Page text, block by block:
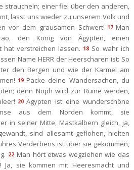
straucheln; einer fiel über den anderen,
lasst uns wieder zu unserem Volk und
vor dem grausamen Schwert! 17 Man
den König von Ägypten, einen
hat verstreichen lassen. 18 So wahr ich
Name HERR der Heerscharen ist: So
den Bergen und wie der Karmel am
19 Packe deine Wandersachen, du
denn Noph wird zur Ruine werden,
20 Ägypten ist eine wunderschöne
aus dem Norden kommt, sie
in seiner Mitte, Mastkälbern gleich, ja,
sind allesamt geflohen, hielten
Verderbens ist über sie gekommen,
22 Man hört etwas wegziehen wie das
Ja, sie kommen mit Heeresmacht und